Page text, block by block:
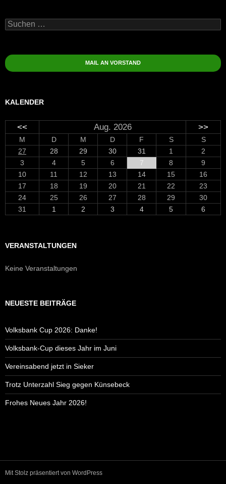
Suchen
nach:
MAIL AN VORSTAND
KALENDER
<< Aug. 2026 >>
M D M D F S
S
27
28 29 30 31 1
2
3
4 5 6 7 8
9
10
11 12 13 14 15
16
17
18 19 20 21 22
23
24
25 26 27 28 29
30
31
1 2 3 4 5 6
VERANSTALTUNGEN
Keine Veranstaltungen
NEUESTE BEITRÄGE
Volksbank Cup 2026: Danke!
Volksbank-Cup dieses Jahr im Juni
Vereinsabend jetzt in Sieker
Trotz Unterzahl Sieg gegen Künsebeck
Frohes Neues Jahr 2026!
Mit Stolz präsentiert von WordPress